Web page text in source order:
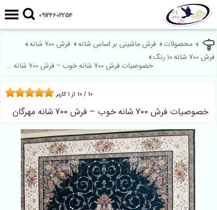
09124602254
محصولات فرش ماشینی بر اساس شانه
فرش 700 شانه
فرش 700 شانه 10 رنگ
خصوصیات فرش 700 شانه خوب – فرش 700 شانه ...
خصوصیات فرش 700 شانه خوب – فرش 700 شانه مهرگان
10 / 10 از 1کاربر